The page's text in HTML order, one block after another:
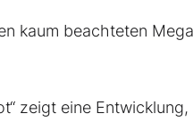
kaum beachteten
zeigt eine